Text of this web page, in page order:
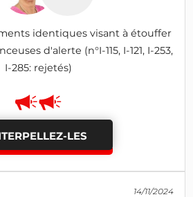
identiques visant à étouffer
d'alerte (n°I-115, I-121, I-253,
I-285: rejetés)
LES
14/11/2024